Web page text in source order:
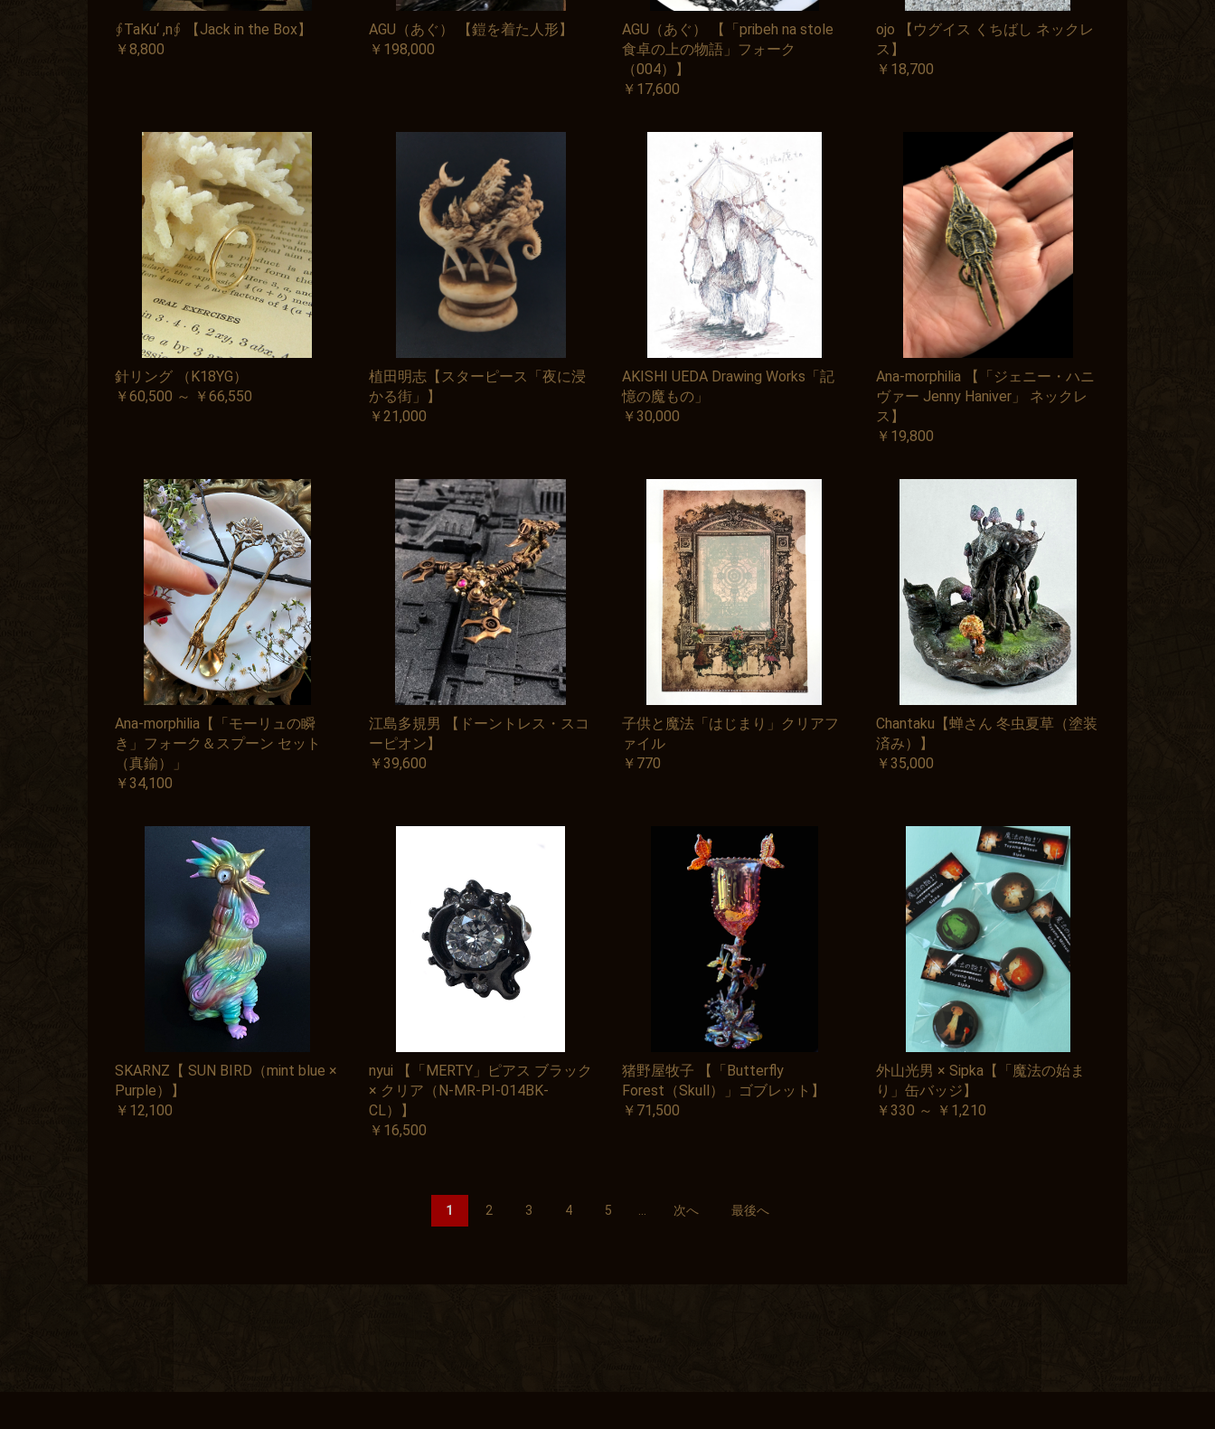
∮TaKu‘ ,n∮ 【Jack in the Box】
￥8,800
AGU（あぐ） 【鎧を着た人形】
￥198,000
AGU（あぐ） 【「pribeh na stole
食卓の上の物語」フォーク
（004）】
￥17,600
ojo 【ウグイス くちばし ネックレ
ス】
￥18,700
針リング （K18YG）
￥60,500 ～ ￥66,550
植田明志【スターピース「夜に浸
かる街」】
￥21,000
AKISHI UEDA Drawing Works「記
憶の魔もの」
￥30,000
Ana-morphilia 【「ジェニー・ハニ
ヴァー Jenny Haniver」 ネックレ
ス】
￥19,800
Ana-morphilia【「モーリュの瞬
き」フォーク＆スプーン セット
（真鍮）」
￥34,100
江島多規男 【ドーントレス・スコ
ーピオン】
￥39,600
子供と魔法「はじまり」クリアフ
ァイル
￥770
Chantaku【蝉さん 冬虫夏草（塗装
済み）】
￥35,000
SKARNZ【 SUN BIRD（mint blue ×
Purple）】
￥12,100
nyui 【「MERTY」ピアス ブラック
× クリア（N-MR-PI-014BK-
CL）】
￥16,500
猪野屋牧子 【「Butterfly
Forest（Skull）」ゴブレット】
￥71,500
外山光男 × Sipka【「魔法の始ま
り」缶バッジ】
￥330 ～ ￥1,210
お買い物を続ける カートへ進む
1 2 3 4 5 次へ 最後へ